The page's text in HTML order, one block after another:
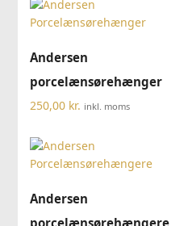
Andersen
porcelænsørehænger
250,00 kr. inkl. moms
Andersen
porcelænsørehængere